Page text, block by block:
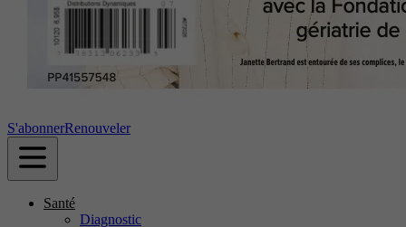
S'abonnerRenouveler
Santé
Diagnostic